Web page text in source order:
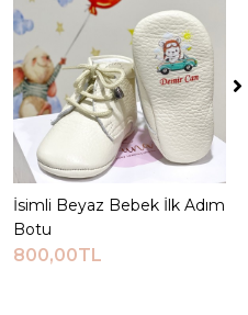
Sepete Ekle
İsimli Beyaz Bebek İlk Adım
Botu
800,00TL